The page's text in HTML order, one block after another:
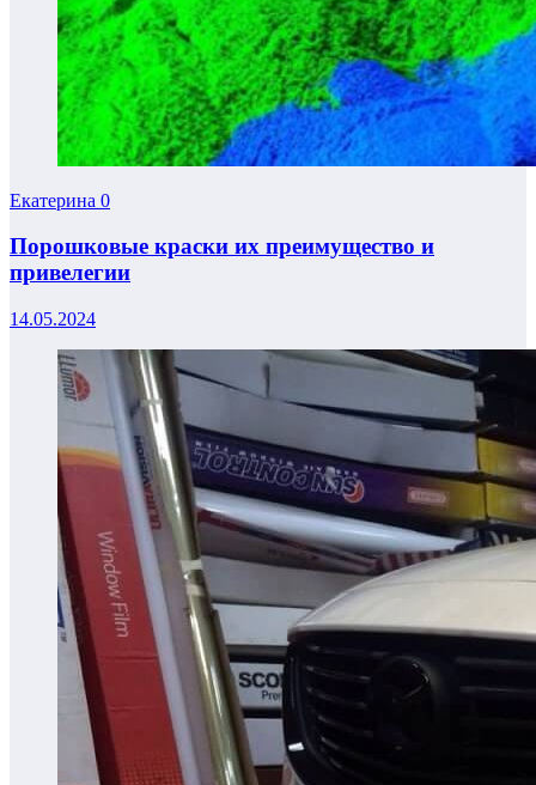
Екатерина 0
Порошковые краски их преимущество и
привелегии
14.05.2024